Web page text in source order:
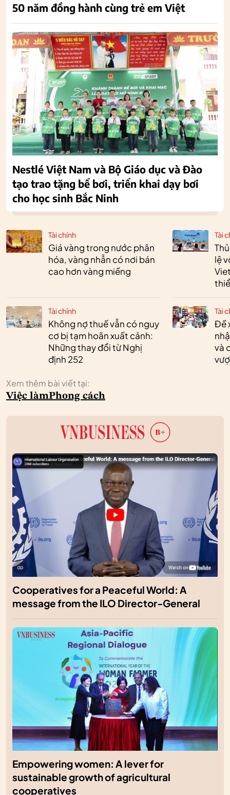
Tài chính
Giá vàng trong nước phân
hóa, vàng nhẫn có nơi bán
cao hơn vàng miếng
Tài chính
Không nợ thuế vẫn có nguy
cơ bị tạm hoãn xuất cảnh:
Những thay đổi từ Nghị
định 252
Tài
lệ
Tài
Đề
và
Xem thêm bài viết tại:
Việc làmPhong cách
50 năm đồng hành cùng trẻ em Việt
Nestlé Việt Nam và Bộ Giáo dục và Đào
tạo trao tặng bể bơi, triển khai dạy bơi
cho học sinh Bắc Ninh
Cooperatives for a Peaceful World: A
message from the ILO Director-General
Empowering women: A lever for
sustainable growth of agricultural
cooperatives